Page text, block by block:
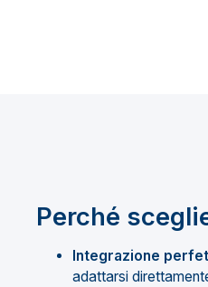
Perché
Integrazione
adattarsi